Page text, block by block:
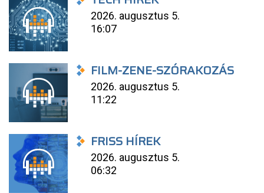
2026. augusztus 5.
16:07
FILM-ZENE-SZÓRAKOZÁS
2026. augusztus 5.
11:22
FRISS HÍREK
2026. augusztus 5.
06:32